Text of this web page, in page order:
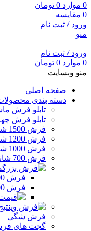
0 موارد 0 تومان
0 مقایسه
ورود / ثبت نام
منو
ورود / ثبت نام
0 موارد 0 تومان
منو وبسایت
صفحه اصلی
دسته بندی
تابلو فرش
تابلو فرش
فرش 1500 شانه
فرش 1200 شانه
فرش 1000 شانه
فرش 700 شانه
فرش 1500 شانه بزرگمهر
فرش 1200 شانه بزرگمهر
فرش شگی
گجت های